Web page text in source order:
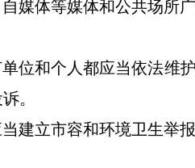
自媒体等媒体和公共场所
位和个人都应当依法维
。
建立市容和环境卫生举